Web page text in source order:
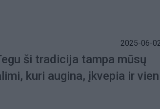
2025-06-
ši tradicija tampa mūsų
kuri augina, įkvepia ir